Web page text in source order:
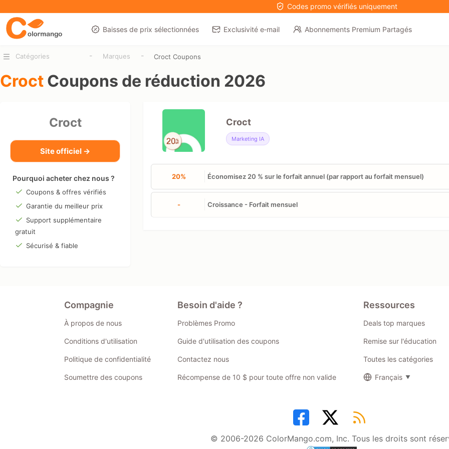
Codes promo vérifiés uniquement
Baisses de prix sélectionnées Exclusivité e‑mail Abonnements Premium Partagés
Catégories - Marques - Croct Coupons
Croct Coupons de réduction 2026
Croct
Site officiel →
Pourquoi acheter chez nous ?
Coupons & offres vérifiés
Garantie du meilleur prix
Support supplémentaire
gratuit
Sécurisé & fiable
Croct
Marketing IA
20% Économisez 20 % sur le forfait annuel (par rapport au forfait mensuel)
- Croissance - Forfait mensuel
Compagnie
À propos de nous
Conditions d'utilisation
Politique de confidentialité
Soumettre des coupons
Besoin d'aide ?
Problèmes Promo
Guide d'utilisation des coupons
Contactez nous
Récompense de 10 $ pour toute offre non valide
Ressources
Deals top marques
Remise sur l'éducation
Toutes les catégories
Français
© 2006-2026 ColorMango.com, Inc. Tous les droits sont